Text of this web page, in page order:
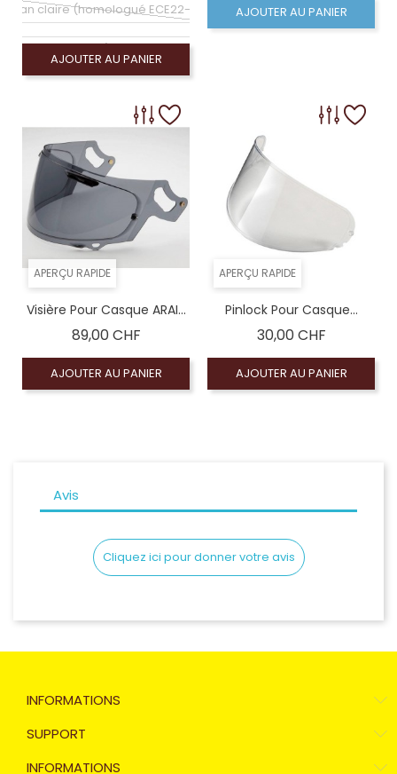
Écran claire (homologué ECE22-06)
semi teinté 50% (homologué ECE22-06)
AJOUTER AU PANIER
AJOUTER AU PANIER
APERÇU RAPIDE
Visière Pour Casque ARAI...
89,00 CHFPrix
AJOUTER AU PANIER
APERÇU RAPIDE
Pinlock Pour Casque...
30,00 CHFPrix
AJOUTER AU PANIER
Avis
Cliquez ici pour donner votre avis
INFORMATIONS
SUPPORT
INFORMATIONS